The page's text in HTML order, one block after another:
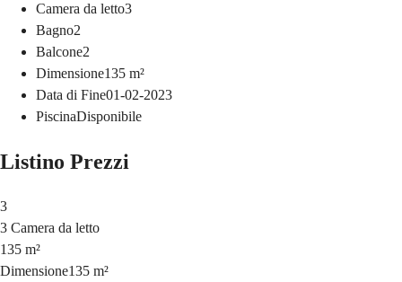
Camera da letto3
Bagno2
Balcone2
Dimensione135 m²
Data di Fine01-02-2023
PiscinaDisponibile
Listino Prezzi
3
3 Camera da letto
135 m²
Dimensione135 m²